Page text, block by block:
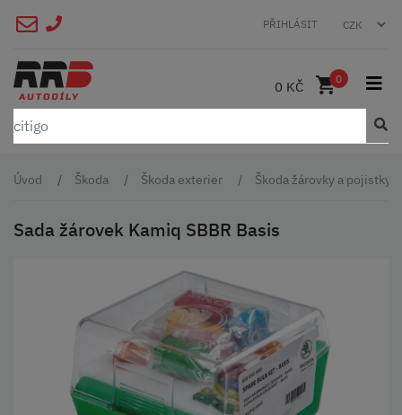
PŘIHLÁSIT
0 KČ 0
Úvod Škoda Škoda exterier Škoda žárovky a pojistky
Sada žárovek Kamiq SBBR Basis